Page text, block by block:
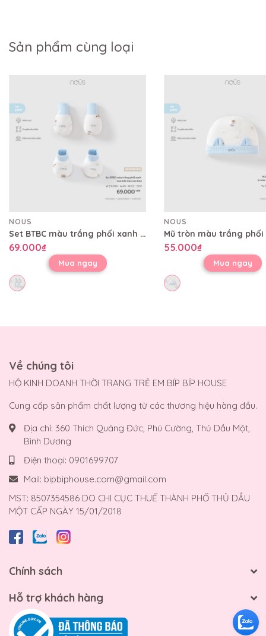
Sản phẩm cùng loại
NOUS
Set BTBC màu trắng phối xanh họa tiết mèo sao hỏa
69.000₫
Mua ngay
NOUS
55.000₫
Mua ngay
Về chúng tôi
HỘ KINH DOANH THỜI TRANG TRẺ EM BÍP BÍP HOUSE
Cung cấp sản phẩm chất lượng từ các thương hiệu hàng đầu.
Địa chỉ: 360 Thích Quảng Đức, Phú Cường, Thủ Dầu Một,
Bình Dương
Điện thoại: 0901699707
Mail: bipbiphouse.com@gmail.com
MST: 8507354586 DO CHI CỤC THUẾ THÀNH PHỐ THỦ DẦU
MỘT CẤP NGÀY 15/01/2018
Chính sách
Hỗ trợ khách hàng